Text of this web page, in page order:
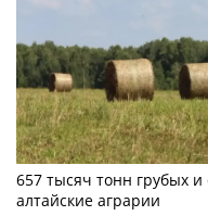
657 тысяч тонн грубых
алтайские аграрии